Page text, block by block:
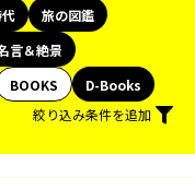
旅の図鑑
言＆絶景
BOOKS
D-Books
絞り込み条件を追加